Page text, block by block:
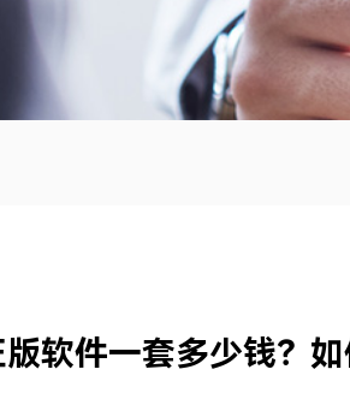
软件一套多少钱？